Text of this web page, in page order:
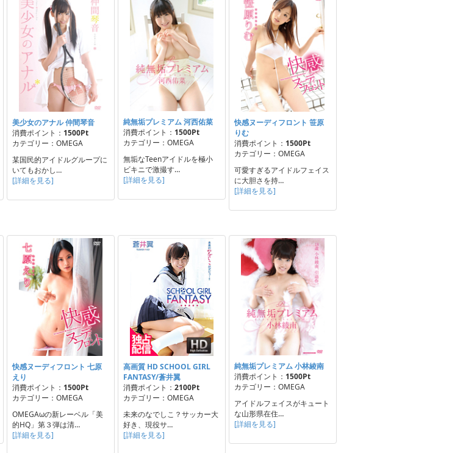
美少女のアナル 仲間琴音
消費ポイント： 1500Pt
カテゴリー：OMEGA
某国民的アイドルグループに
いてもおかし…
[詳細を見る]
純無垢プレミアム 河西佑菜
消費ポイント： 1500Pt
カテゴリー：OMEGA
無垢なTeenアイドルを極小
ビキニで激撮す…
[詳細を見る]
快感ヌーディフロント 笹原
りむ
消費ポイント： 1500Pt
カテゴリー：OMEGA
可愛すぎるアイドルフェイス
に大胆さを持…
[詳細を見る]
快感ヌーディフロント 七原
えり
消費ポイント： 1500Pt
カテゴリー：OMEGA
OMEGAωの新レーベル「美
的HQ」第３弾は清…
[詳細を見る]
高画質 HD SCHOOL GIRL
FANTASY/蒼井翼
消費ポイント： 2100Pt
カテゴリー：OMEGA
未来のなでしこ？サッカー大
好き、現役サ…
[詳細を見る]
純無垢プレミアム 小林綾南
消費ポイント： 1500Pt
カテゴリー：OMEGA
アイドルフェイスがキュート
な山形県在住…
[詳細を見る]